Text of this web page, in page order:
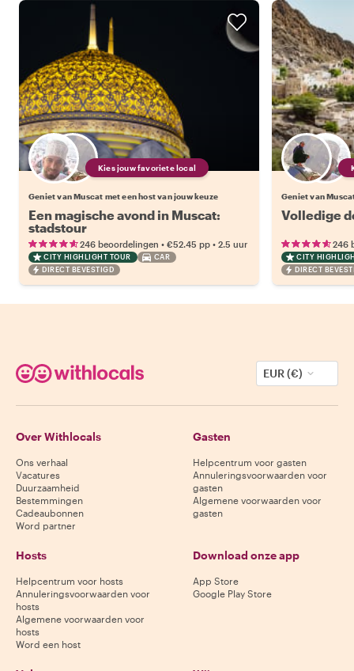
Kies jouw favoriete local
Geniet van Muscat met een host van jouw keuze
Een magische avond in Muscat:
stadstour
246 beoordelingen • €52.45 pp • 2.5 uur
CITY HIGHLIGHT TOUR
CAR
DIRECT BEVESTIGD
Geniet van
Volledige
246
CITY
DIRECT
EUR (€)
Over Withlocals
Ons verhaal
Vacatures
Duurzaamheid
Bestemmingen
Cadeaubonnen
Word partner
Gasten
Helpcentrum voor gasten
Annuleringsvoorwaarden voor
gasten
Algemene voorwaarden voor
gasten
Hosts
Helpcentrum voor hosts
Annuleringsvoorwaarden voor
hosts
Algemene voorwaarden voor
hosts
Word een host
Download onze app
App Store
Google Play Store